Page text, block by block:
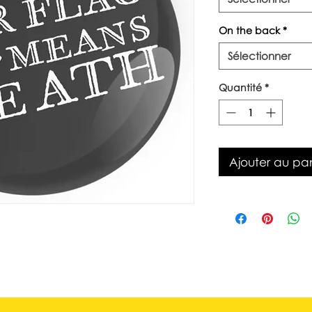
On the back *
Sélectionner
Quantité *
Ajouter au